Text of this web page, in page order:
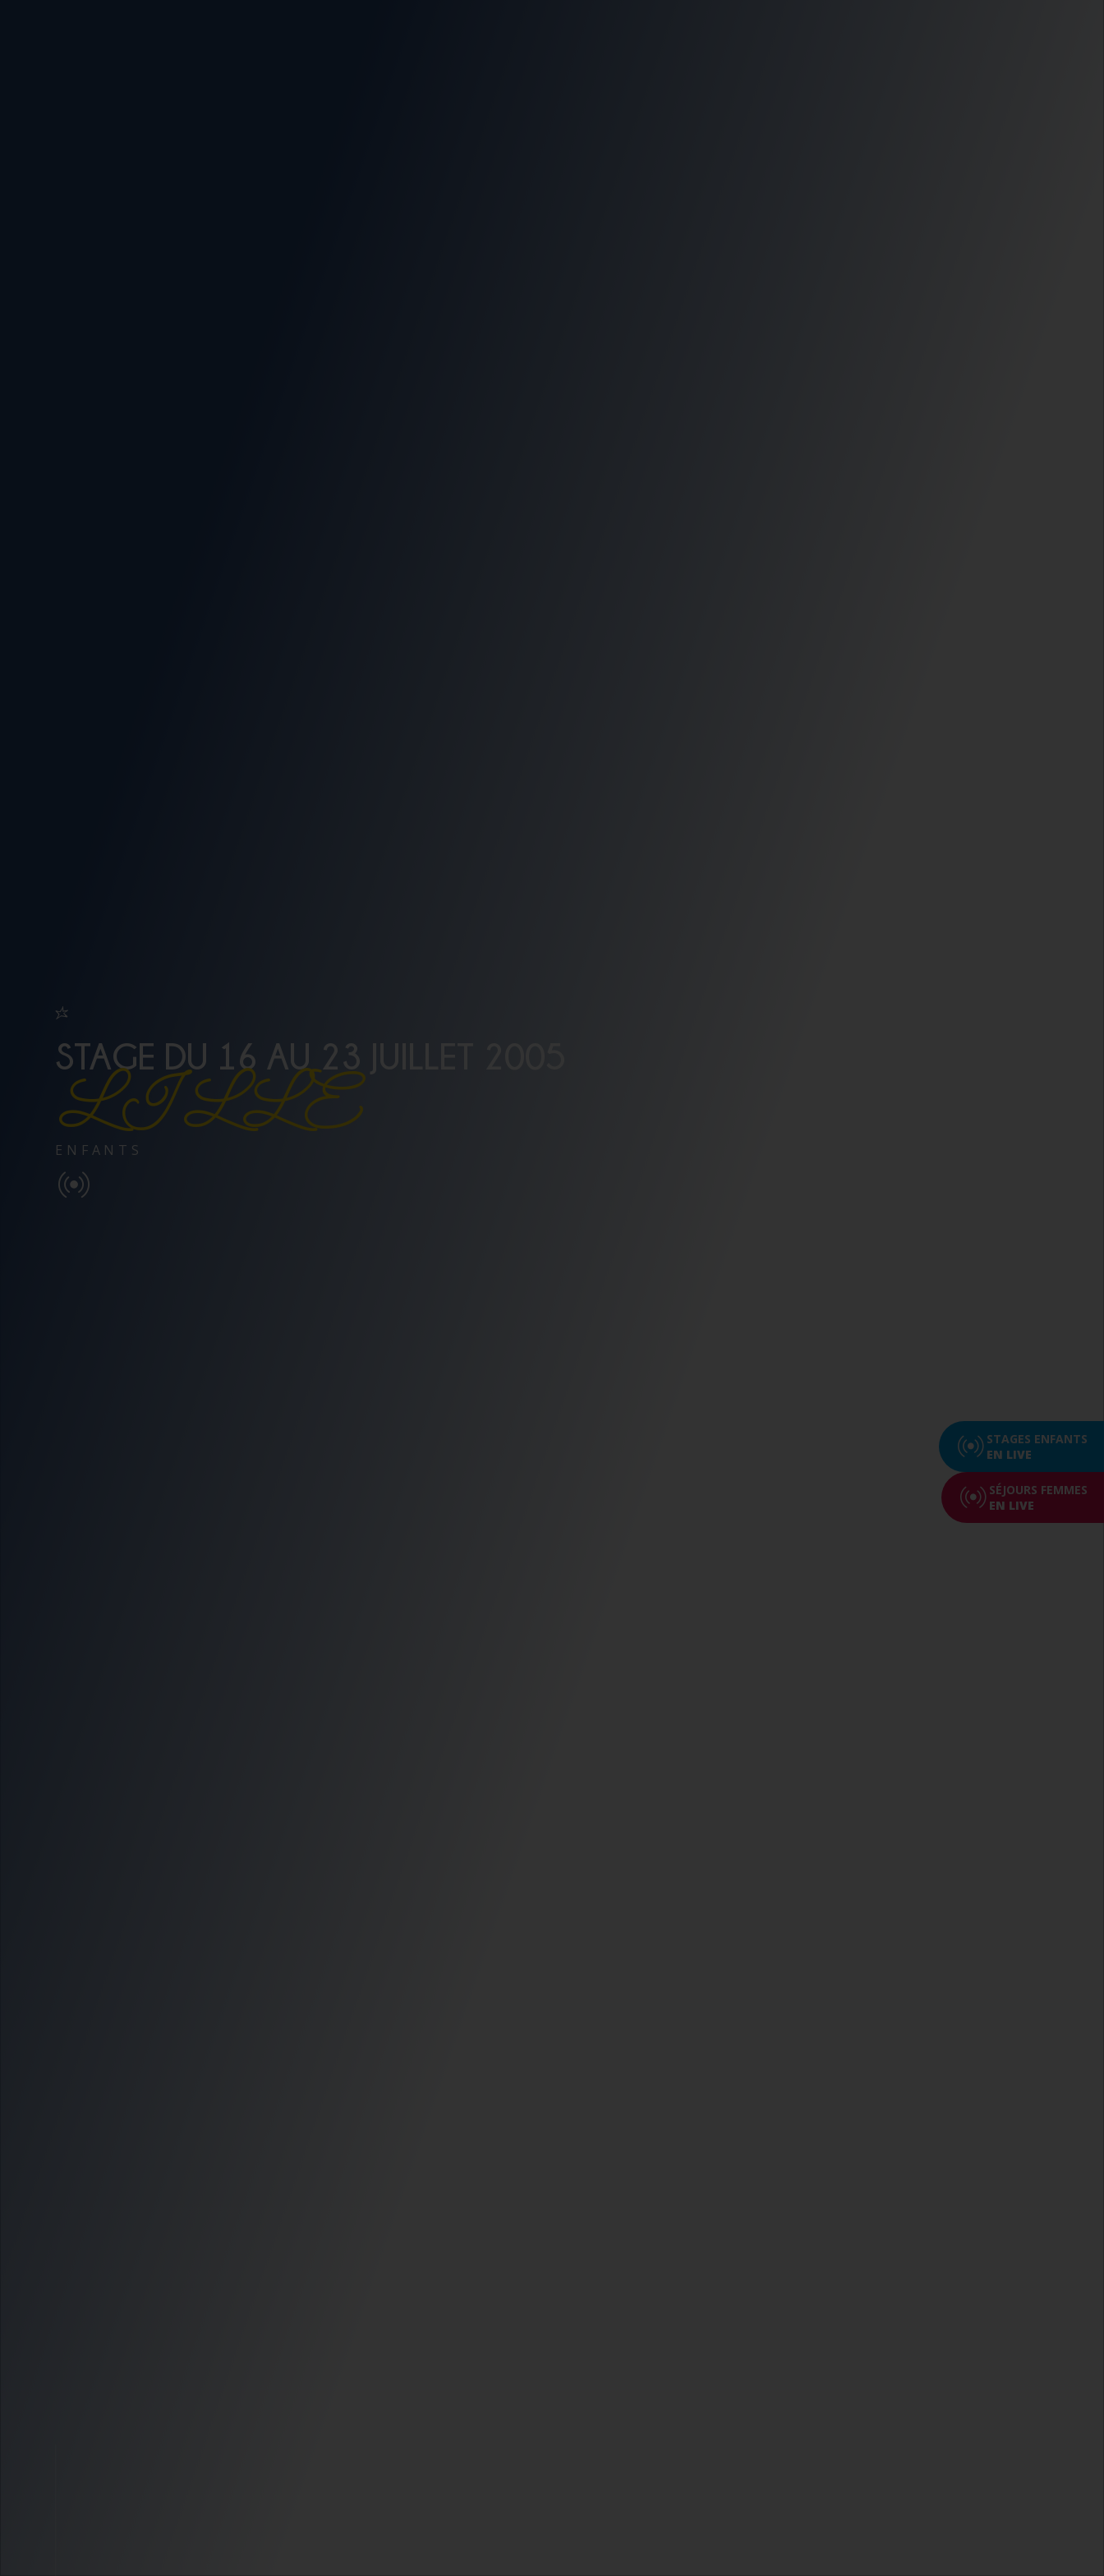
STAGES ENFANTS
EN LIVE
SÉJOURS FEMMES
EN LIVE
STAGE DU 16 AU 23 JUILLET 2005
LILLE
ENFANTS